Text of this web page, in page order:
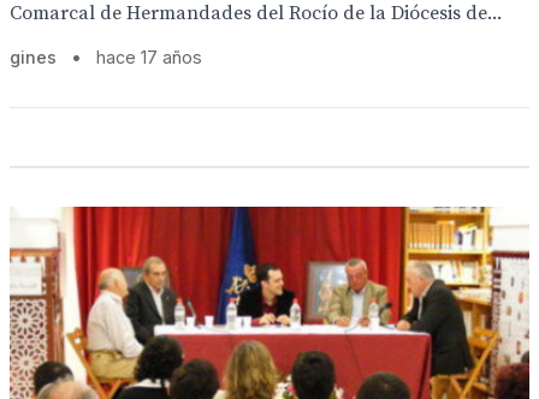
Comarcal de Hermandades del Rocío de la Diócesis de...
gines • hace 17 años